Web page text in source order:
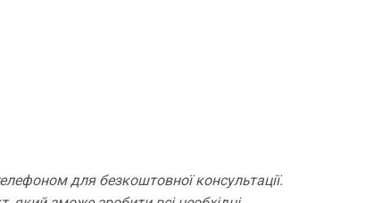
для безкоштовної консультації.